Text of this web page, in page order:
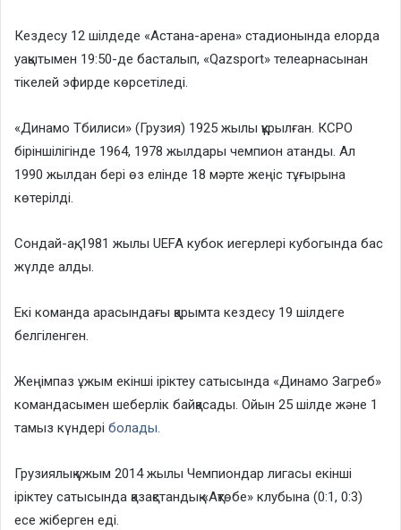
Кездесу 12 шілдеде «Астана-арена» стадионында елорда
уақытымен 19:50-де басталып, «Qazsport» телеарнасынан
тікелей эфирде көрсетіледі.
«Динамо Тбилиси» (Грузия) 1925 жылы құрылған. КСРО
біріншілігінде 1964, 1978 жылдары чемпион атанды. Ал
1990 жылдан бері өз елінде 18 мәрте жеңіс тұғырына
көтерілді.
Сондай-ақ, 1981 жылы UEFA кубок иегерлері кубогында бас
жүлде алды.
Екі команда арасындағы қарымта кездесу 19 шілдеге
белгіленген.
Жеңімпаз ұжым екінші іріктеу сатысында «Динамо Загреб»
командасымен шеберлік байқасады. Ойын 25 шілде және 1
тамыз күндері болады.
Грузиялық ұжым 2014 жылы Чемпиондар лигасы екінші
іріктеу сатысында қазақстандық «Ақтөбе» клубына (0:1, 0:3)
есе жіберген еді.